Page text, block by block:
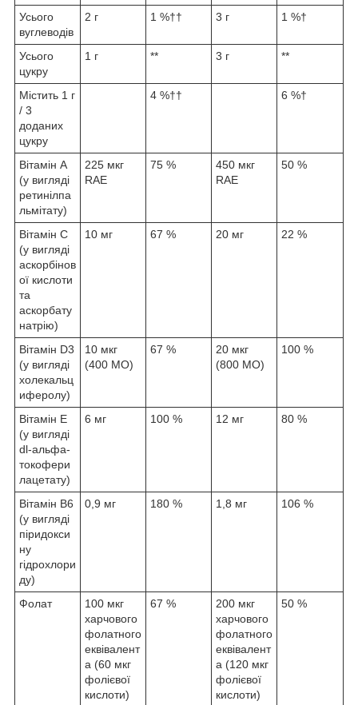
Усього
вуглеводів
2 г 1 %†† 3 г 1 %†
Усього
цукру
1 г ** 3 г **
Містить 1 г
/ 3
доданих
цукру
4 %†† 6 %†
Вітамін A
(у вигляді
ретинілпа
льмітату)
225 мкг
RAE
75 %
450 мкг
RAE
50 %
Вітамін C
(у вигляді
аскорбінов
ої кислоти
та
аскорбату
натрію)
10 мг 67 % 20 мг 22 %
Вітамін D3
(у вигляді
холекальц
иферолу)
10 мкг
(400 МО)
67 %
20 мкг
(800 МО)
100 %
Вітамін E
(у вигляді
dl-альфа-
токофери
лацетату)
6 мг 100 % 12 мг 80 %
Вітамін B6
(у вигляді
піридокси
ну
гідрохлори
ду)
0,9 мг 180 % 1,8 мг 106 %
Фолат
100 мкг
харчового
фолатного
еквівалент
а (60 мкг
фолієвої
кислоти)
67 %
200 мкг
харчового
фолатного
еквівалент
а (120 мкг
фолієвої
кислоти)
50 %